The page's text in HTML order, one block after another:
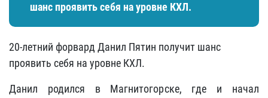
шанс проявить себя на уровне КХЛ.
20-летний форвард Данил Пятин получит шанс
проявить себя на уровне КХЛ.
Данил родился в Магнитогорске, где и начал